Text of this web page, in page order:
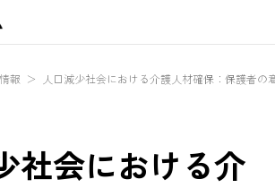
報 ＞ 人口減少社会における介護人材確保：保護者の
社会における介